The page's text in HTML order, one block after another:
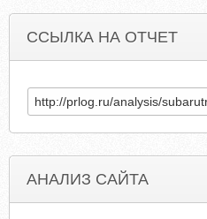
ССЫЛКА НА ОТЧЕТ
АНАЛИЗ САЙТА